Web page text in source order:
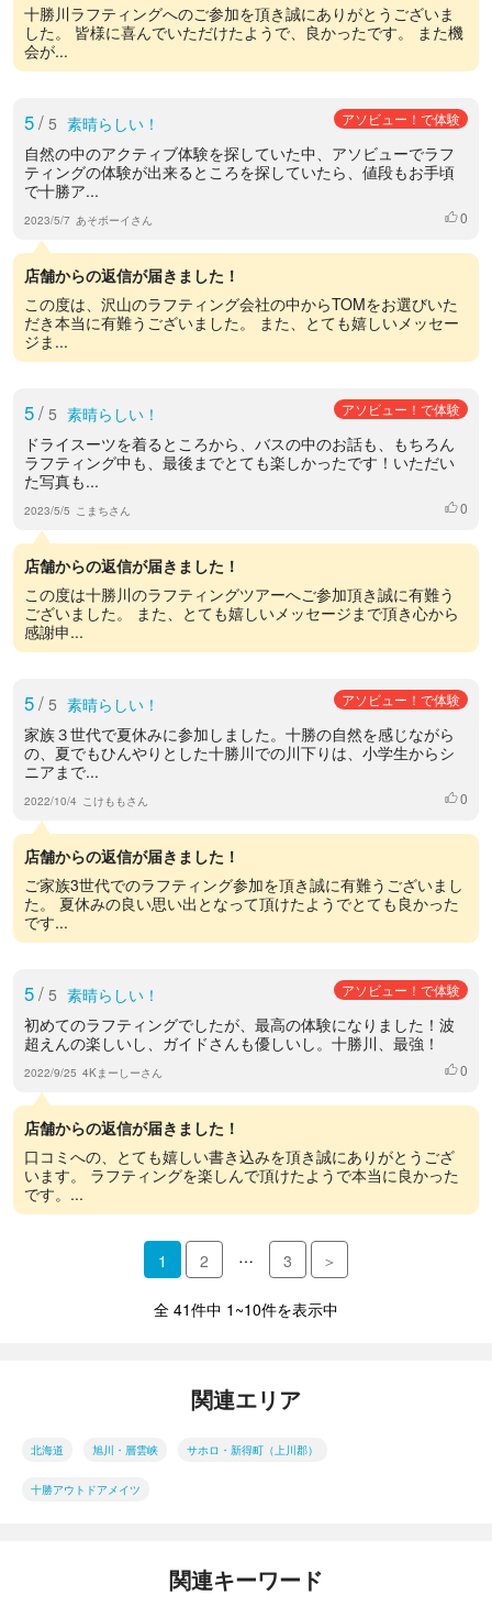
十勝川ラフティングへのご参加を頂き誠にありがとうございま
した。 皆様に喜んでいただけたようで、良かったです。 また機
会が...
5/ 5 素晴らしい！ アソビュー！で体験
自然の中のアクティブ体験を探していた中、アソビューでラフ
ティングの体験が出来るところを探していたら、値段もお手頃
で十勝ア...
2023/5/7 あそボーイさん いいね
0
店舗からの返信が届きました！
この度は、沢山のラフティング会社の中からTOMをお選びいた
だき本当に有難うございました。 また、とても嬉しいメッセー
ジま...
5/ 5 素晴らしい！ アソビュー！で体験
ドライスーツを着るところから、バスの中のお話も、もちろん
ラフティング中も、最後までとても楽しかったです！いただい
た写真も...
2023/5/5 こまちさん いいね
0
店舗からの返信が届きました！
この度は十勝川のラフティングツアーへご参加頂き誠に有難う
ございました。 また、とても嬉しいメッセージまで頂き心から
感謝申...
5/ 5 素晴らしい！ アソビュー！で体験
家族３世代で夏休みに参加しました。十勝の自然を感じながら
の、夏でもひんやりとした十勝川での川下りは、小学生からシ
ニアまで...
2022/10/4 こけももさん いいね
0
店舗からの返信が届きました！
ご家族3世代でのラフティング参加を頂き誠に有難うございまし
た。 夏休みの良い思い出となって頂けたようでとても良かった
です...
5/ 5 素晴らしい！ アソビュー！で体験
初めてのラフティングでしたが、最高の体験になりました！波
超えんの楽しいし、ガイドさんも優しいし。十勝川、最強！
2022/9/25 4Kまーしーさん いいね
0
店舗からの返信が届きました！
口コミへの、とても嬉しい書き込みを頂き誠にありがとうござ
います。 ラフティングを楽しんで頂けたようで本当に良かった
です。...
1 2 … 3 ＞
全 41件中 1~10件を表示中
関連エリア
北海道 旭川・層雲峡 サホロ・新得町（上川郡）
十勝アウトドアメイツ
関連キーワード